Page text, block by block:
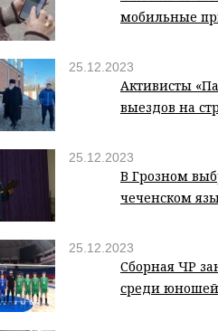
мобильные
25.12.2023
Активисты
выездов на
25.12.2023
В Грозном
чеченском
25.12.2023
Сборная ЧР
среди юношей